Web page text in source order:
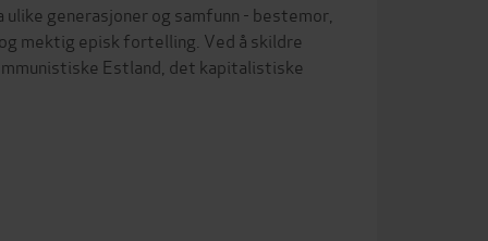
generasjoner og samfunn - bestemor,
mektig episk fortelling. Ved å skildre
Estland, det kapitalistiske